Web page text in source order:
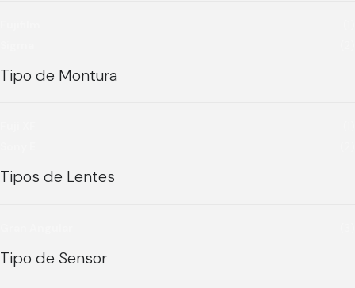
Tipo de Montura
Tipos de Lentes
Tipo de Sensor